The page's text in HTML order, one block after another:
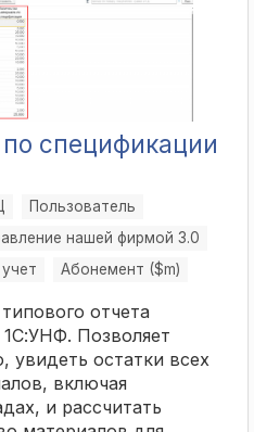
спецификации
Пользователь
нашей фирмой 3.0
Абонемент ($m)
отчета
Позволяет
увидеть остатки всех
включая
и рассчитать